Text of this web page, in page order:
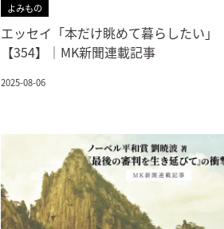
よみもの
エッセイ「本だけ眺めて暮らしたい」
【354】｜MK新聞連載記事
2025-08-06